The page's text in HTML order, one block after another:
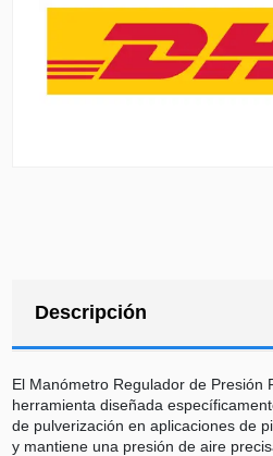
Descripción
El Manómetro Regulador de Presión
herramienta diseñada
de pulverización en aplicaciones de
y mantiene una presión de aire